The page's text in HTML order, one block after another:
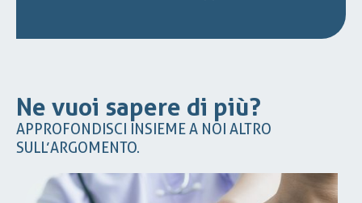
Ne vuoi sapere di più?
APPROFONDISCI INSIEME A NOI ALTRO
SULL’ARGOMENTO.